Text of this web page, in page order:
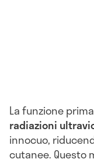
La funzione
radiazioni
innocuo,
cutanee. Questo